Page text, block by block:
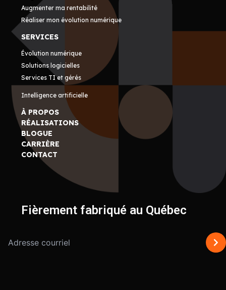
Augmenter ma rentabilité
Réaliser mon évolution numérique
SERVICES
Évolution numérique
Solutions logicielles
Services TI et gérés
Intelligence artificielle
À PROPOS
RÉALISATIONS
BLOGUE
CARRIÈRE
CONTACT
Fièrement fabriqué au Québec